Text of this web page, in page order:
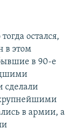
остался,
в этом
в 90-е
сделали
в армии, а